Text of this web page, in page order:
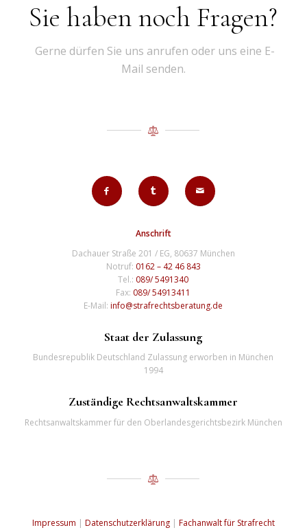
Sie haben noch Fragen?
Gerne dürfen Sie uns anrufen oder uns eine E-
Mail senden.
Anschrift
Dachauer Straße 201 / EG, 80637 München
Notruf: 0162 – 42 46 843
Tel.: 089/ 5491340
Fax: 089/ 54913411
E-Mail:info@strafrechtsberatung.de
Staat der Zulassung
Bundesrepublik Deutschland Zulassung erworben in München
1994
Zuständige Rechtsanwaltskammer
Rechtsanwaltskammer für den Oberlandesgerichtsbezirk München
Impressum | Datenschutzerklärung| Fachanwalt für Strafrecht